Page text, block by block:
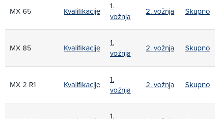
MX 65 Kvalifikacije
1.
vožnja
2. vožnja Skupno
MX 85 Kvalifikacije
1.
vožnja
2. vožnja Skupno
MX 2 R1 Kvalifikacije
1.
vožnja
2. vožnja Skupno
1.